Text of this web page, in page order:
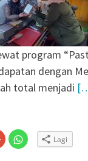
program
dengan
total menjadi
Klik
untuk
berbagi
Klik
untuk Lagi